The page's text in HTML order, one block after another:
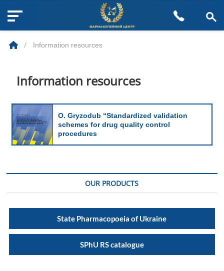
content
M
e
n
/ Information resources
Information resources
О. Gryzodub “Standardized validation
schemes for drug quality control
procedures
OUR PRODUCTS
State Pharmacopoeia of Ukraine
SPhU RS catalogue